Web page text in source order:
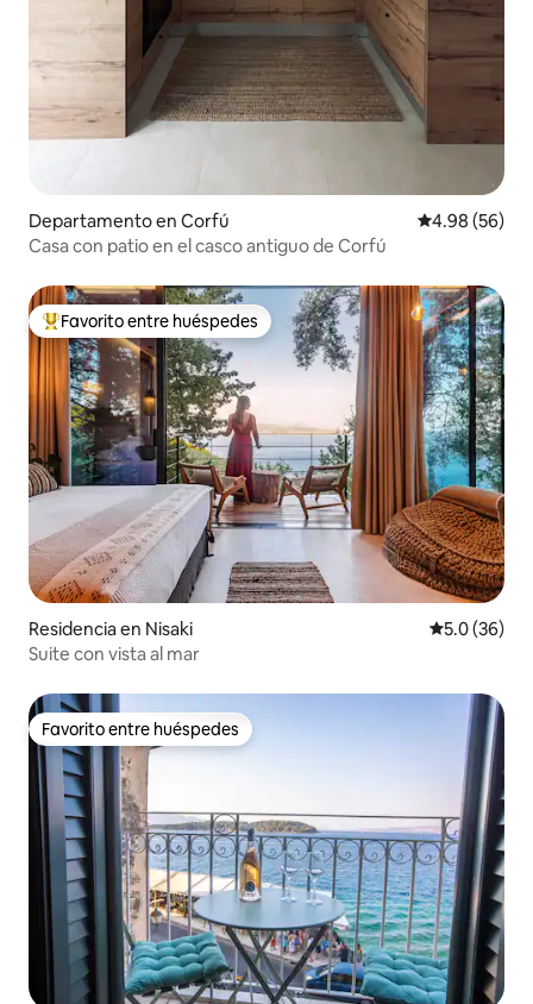
Departamento en Corfú Calificación
4.98 (56)
Casa con patio en el casco antiguo de Corfú
De los mejores en Favorito entre huéspedes
Favorito entre huéspedes
Residencia en Nisaki Calificación
5.0 (36)
Suite con vista al mar
Favorito entre huéspedes
Favorito entre huéspedes